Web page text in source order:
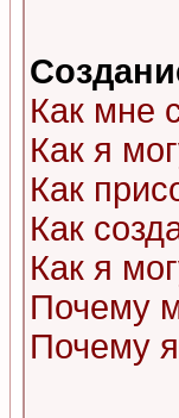
Как мне
Как я
Как
Как
Как я
Почему
Почему